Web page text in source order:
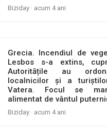
Biziday · acum 4 ani
Grecia. Incendiul de
Lesbos s-a extins,
Autoritățile au
localnicilor și a
Vatera. Focul se
alimentat de vântul
Biziday · acum 4 ani